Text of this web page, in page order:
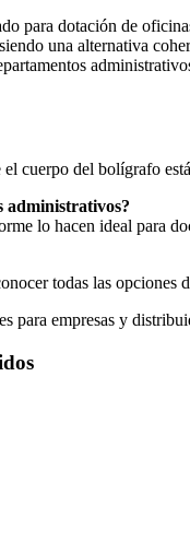
para dotación de
una alternativa
cuerpo del bolígrafo
administrativos?
lo hacen ideal para
todas las
para empresas y